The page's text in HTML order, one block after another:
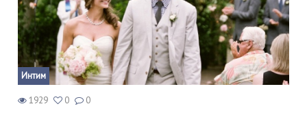
Интим
1929 0 0